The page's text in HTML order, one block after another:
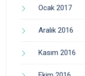
Ocak 2017
Aralık 2016
Kasım 2016